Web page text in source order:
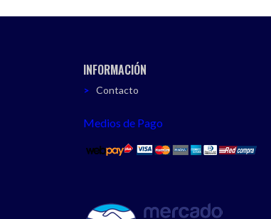
INFORMACIÓN
Contacto
Medios de Pago